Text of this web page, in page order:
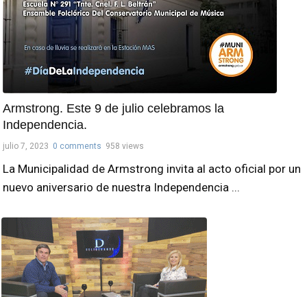
Armstrong. Este 9 de julio celebramos la
Independencia.
julio 7, 2023 0 comments 958 views
La Municipalidad de Armstrong invita al acto oficial por un
nuevo aniversario de nuestra Independencia ...